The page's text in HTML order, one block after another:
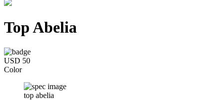
Top Abelia
USD 50
Color
top abelia